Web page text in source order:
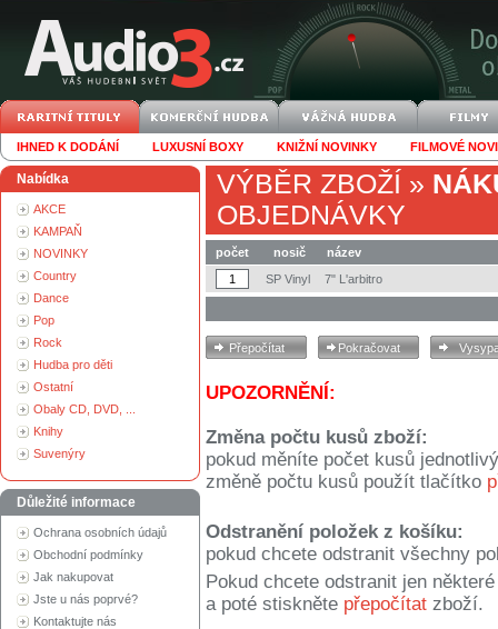
IHNED K DODÁNÍ LUXUSNÍ BOXY KNIŽNÍ NOVINKY FILMOVÉ
Nabídka
AKCE
KAMPAŇ
NOVINKY
Country
Dance
Pop
Rock
Hudba pro děti
Ostatní
Obaly CD, DVD, ...
Knihy
Suvenýry
Důležité informace
Ochrana osobních údajů
Obchodní podmínky
Jak nakupovat
Jste u nás poprvé?
Kontaktujte nás
VÝBĚR ZBOŽÍ »
OBJEDNÁVKY
počet nosič
název
SP Vinyl
7" L'arbitro
UPOZORNĚNÍ:
Změna počtu kusů zboží:
pokud měníte počet kusů
změně počtu kusů použít tlačítko
Odstranění položek z košíku:
pokud chcete odstranit všechny
Pokud chcete odstranit jen
a poté stiskněte přepočítat zboží.